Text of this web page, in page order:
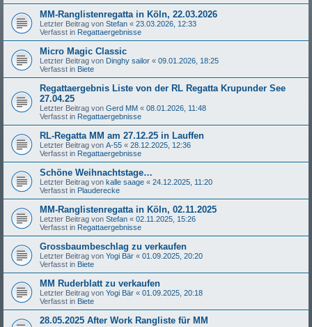
MM-Ranglistenregatta in Köln, 22.03.2026
Letzter Beitrag von Stefan « 23.03.2026, 12:33
Verfasst in Regattaergebnisse
Micro Magic Classic
Letzter Beitrag von Dinghy sailor « 09.01.2026, 18:25
Verfasst in Biete
Regattaergebnis Liste von der RL Regatta Krupunder See
27.04.25
Letzter Beitrag von Gerd MM « 08.01.2026, 11:48
Verfasst in Regattaergebnisse
RL-Regatta MM am 27.12.25 in Lauffen
Letzter Beitrag von A-55 « 28.12.2025, 12:36
Verfasst in Regattaergebnisse
Schöne Weihnachtstage…
Letzter Beitrag von kalle saage « 24.12.2025, 11:20
Verfasst in Plauderecke
MM-Ranglistenregatta in Köln, 02.11.2025
Letzter Beitrag von Stefan « 02.11.2025, 15:26
Verfasst in Regattaergebnisse
Grossbaumbeschlag zu verkaufen
Letzter Beitrag von Yogi Bär « 01.09.2025, 20:20
Verfasst in Biete
MM Ruderblatt zu verkaufen
Letzter Beitrag von Yogi Bär « 01.09.2025, 20:18
Verfasst in Biete
28.05.2025 After Work Rangliste für MM